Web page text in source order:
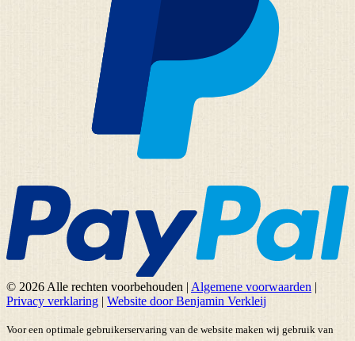
© 2026 Alle rechten voorbehouden | Algemene voorwaarden |
Privacy verklaring | Website door Benjamin Verkleij
Voor een optimale gebruikerservaring van de website maken wij gebruik van